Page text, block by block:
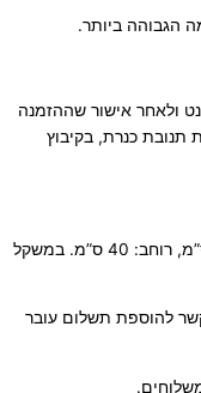
הגבוהה ביותר.
ולאחר אישור שההזמנה
כנרת, בקיבוץ
אורך: 50 ס”מ גובה: 40 ס”מ, רוחב: 40 ס”מ. במשקל
להוספת תשלום עובר